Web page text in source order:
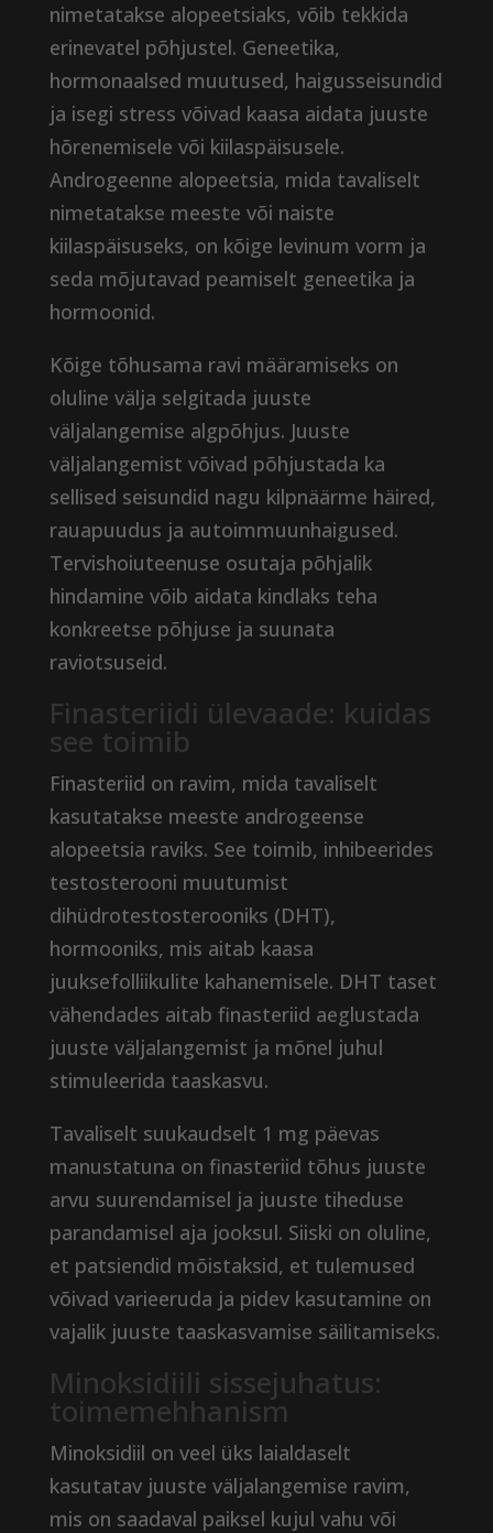
nimetatakse alopeetsiaks, võib tekkida
erinevatel põhjustel. Geneetika,
hormonaalsed muutused, haigusseisundid
ja isegi stress võivad kaasa aidata juuste
hõrenemisele või kiilaspäisusele.
Androgeenne alopeetsia, mida tavaliselt
nimetatakse meeste või naiste
kiilaspäisuseks, on kõige levinum vorm ja
seda mõjutavad peamiselt geneetika ja
hormoonid.
Kõige tõhusama ravi määramiseks on
oluline välja selgitada juuste
väljalangemise algpõhjus. Juuste
väljalangemist võivad põhjustada ka
sellised seisundid nagu kilpnäärme häired,
rauapuudus ja autoimmuunhaigused.
Tervishoiuteenuse osutaja põhjalik
hindamine võib aidata kindlaks teha
konkreetse põhjuse ja suunata
raviotsuseid.
Finasteriidi ülevaade: kuidas
see toimib
Finasteriid on ravim, mida tavaliselt
kasutatakse meeste androgeense
alopeetsia raviks. See toimib, inhibeerides
testosterooni muutumist
dihüdrotestosterooniks (DHT),
hormooniks, mis aitab kaasa
juuksefolliikulite kahanemisele. DHT taset
vähendades aitab finasteriid aeglustada
juuste väljalangemist ja mõnel juhul
stimuleerida taaskasvu.
Tavaliselt suukaudselt 1 mg päevas
manustatuna on finasteriid tõhus juuste
arvu suurendamisel ja juuste tiheduse
parandamisel aja jooksul. Siiski on oluline,
et patsiendid mõistaksid, et tulemused
võivad varieeruda ja pidev kasutamine on
vajalik juuste taaskasvamise säilitamiseks.
Minoksidiili sissejuhatus:
toimemehhanism
Minoksidiil on veel üks laialdaselt
kasutatav juuste väljalangemise ravim,
mis on saadaval paiksel kujul vahu või